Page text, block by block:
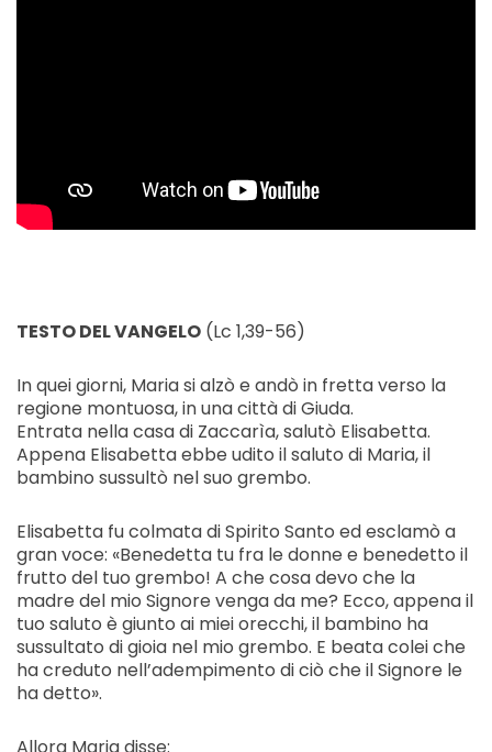
TESTO DEL VANGELO (Lc 1,39-56)
In quei giorni, Maria si alzò e andò in fretta verso la
regione montuosa, in una città di Giuda.
Entrata nella casa di Zaccarìa, salutò Elisabetta.
Appena Elisabetta ebbe udito il saluto di Maria, il
bambino sussultò nel suo grembo.
Elisabetta fu colmata di Spirito Santo ed esclamò a
gran voce: «Benedetta tu fra le donne e benedetto il
frutto del tuo grembo! A che cosa devo che la
madre del mio Signore venga da me? Ecco, appena il
tuo saluto è giunto ai miei orecchi, il bambino ha
sussultato di gioia nel mio grembo. E beata colei che
ha creduto nell’adempimento di ciò che il Signore le
ha detto».